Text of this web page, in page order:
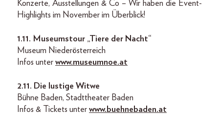
Konzerte, Ausstellungen & Co – Wir haben die Event-
Highlights im November im Überblick!
1.11. Museumstour „Tiere der Nacht“
Museum Niederösterreich
Infos unter www.museumnoe.at
2.11. Die lustige Witwe
Bühne Baden, Stadttheater Baden
Infos & Tickets unter www.buehnebaden.at